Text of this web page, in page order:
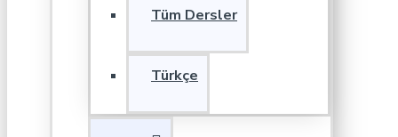
Tüm Dersler
Türkçe